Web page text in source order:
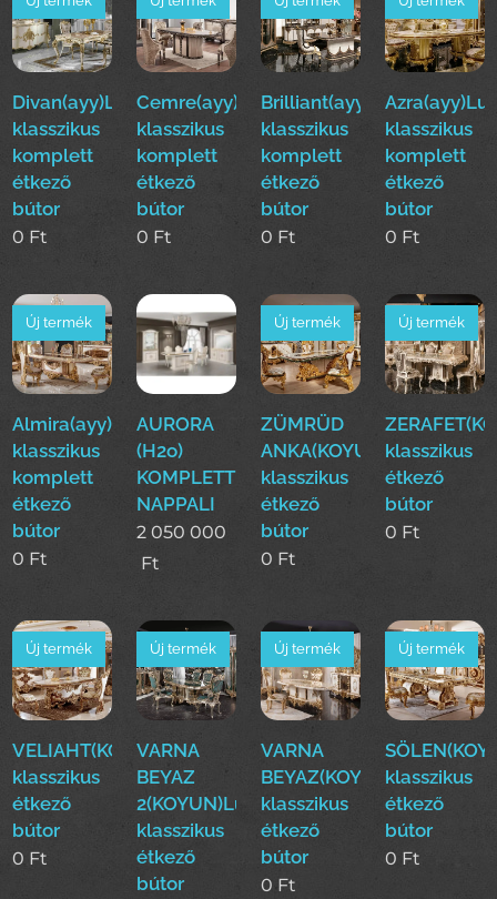
Divan(ayy)Luxus
klasszikus
komplett
étkező
bútor
0 Ft
Cemre(ayy)Luxus
klasszikus
komplett
étkező
bútor
0 Ft
Brilliant(ayy)Luxus
klasszikus
komplett
étkező
bútor
0 Ft
klasszikus
komplett
étkező
bútor
0 Ft
Almira(ayy)Luxus
klasszikus
komplett
étkező
bútor
Új termék
0 Ft
AURORA
(H2o)
KOMPLETT
NAPPALI
2 050 000
Ft
ZÜMRÜD
ANKA(KOYUN)Luxus
klasszikus
étkező
bútor
Új termék
0 Ft
klasszikus
étkező
bútor
Új termék
0 Ft
VELIAHT(KOYUN)Luxus
klasszikus
étkező
bútor
Új termék
0 Ft
VARNA
BEYAZ
2(KOYUN)Luxus
klasszikus
étkező
bútor
Új termék
VARNA
BEYAZ(KOYUN)Luxus
klasszikus
étkező
bútor
Új termék
0 Ft
klasszikus
étkező
bútor
Új termék
0 Ft